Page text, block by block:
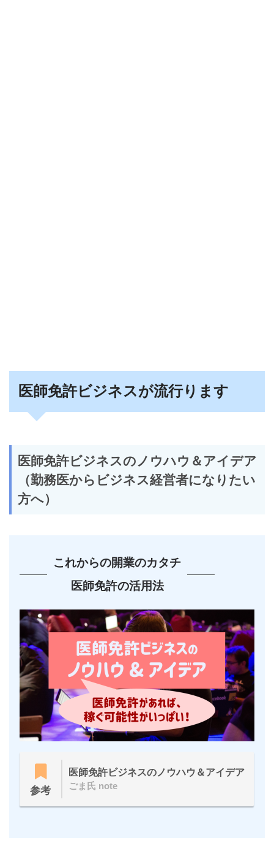
医師免許ビジネスが流行ります
医師免許ビジネスのノウハウ＆アイデア
（勤務医からビジネス経営者になりたい
方へ）
これからの開業のカタチ
医師免許の活用法
参考
医師免許ビジネスのノウハウ＆アイデア
ごま氏 note